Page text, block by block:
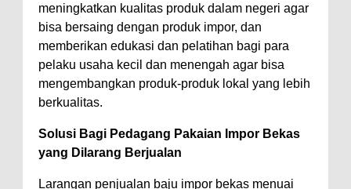
meningkatkan kualitas produk dalam negeri agar
bisa bersaing dengan produk impor, dan
memberikan edukasi dan pelatihan bagi para
pelaku usaha kecil dan menengah agar bisa
mengembangkan produk-produk lokal yang lebih
berkualitas.
Solusi Bagi Pedagang Pakaian Impor Bekas
yang Dilarang Berjualan
Larangan penjualan baju impor bekas menuai